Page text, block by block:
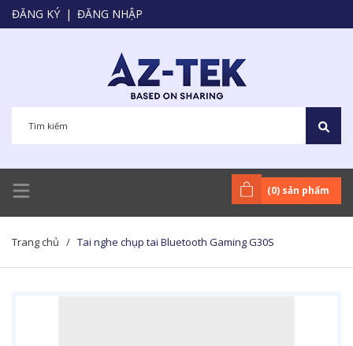
ĐĂNG KÝ | ĐĂNG NHẬP
(0) sản phẩm
Trang chủ / Tai nghe chụp tai Bluetooth Gaming G30S